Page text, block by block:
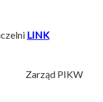
LINK
Zarząd PIKW